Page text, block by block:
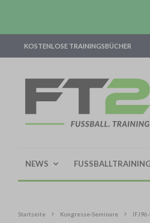
KOSTENLOSE TRAININGSBÜCHER
NEWS FUSSBALLTRAINING
Startseite Kongresse-Seminare